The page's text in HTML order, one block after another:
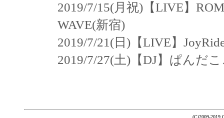
2019/7/15(月祝)【LIVE】
WAVE(新宿)
2019/7/21(日)【LIVE】
2019/7/27(土)【DJ】ぱんだ
(C)2009-2019